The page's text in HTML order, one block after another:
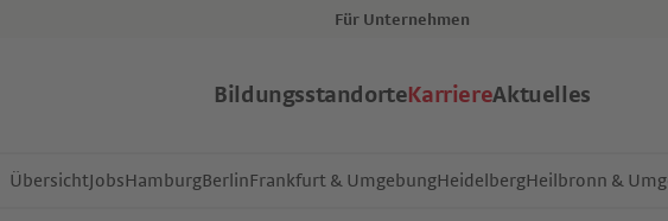
Für Unternehmen
Bildungsstandorte Karriere
Übersicht Jobs Hamburg Berlin Frankfurt & Umgebung Heidelberg Heilbronn &
Aktuelles